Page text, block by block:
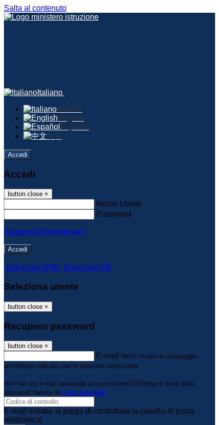
Salta al contenuto
Italiano
Italiano
English
Español
中文
Accedi
Accedi
button close ×
Nome Utente
Password
Password dimenticata?
-
Entra con SPID
Entra con CIE
Seleziona utente
button close ×
Recupero password
button close ×
E-mail Verrà inviato un messaggio
all'indirizzo indicato con le istruzioni necessarie.
Non hai una e-mail associata al nome utente? Effettua il reset della
password tramite la Login Spaggiari
E-mail inviata, si prega di controllare la casella di posta
elettronica!